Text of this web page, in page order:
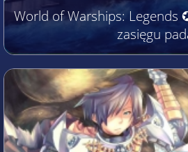
World of Warships: Legends
zasięgu